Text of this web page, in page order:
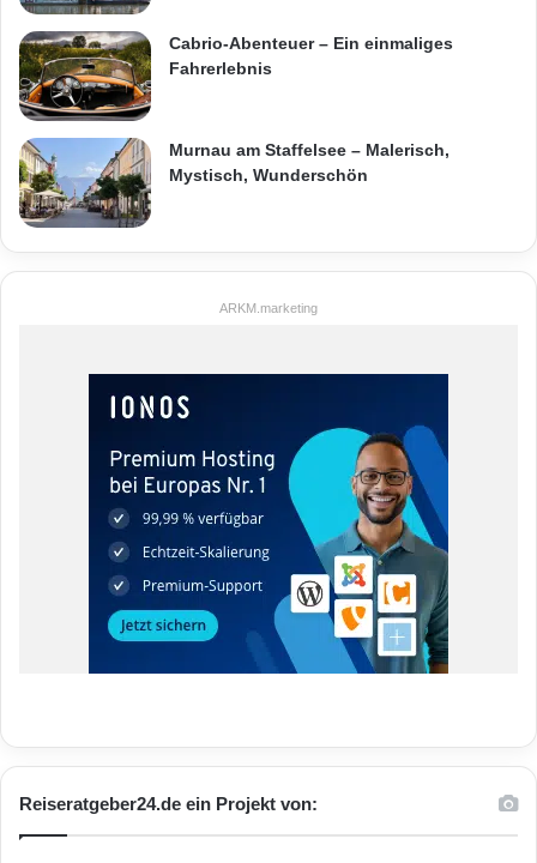
Cabrio-Abenteuer – Ein einmaliges
Fahrerlebnis
Murnau am Staffelsee – Malerisch,
Mystisch, Wunderschön
ARKM.marketing
Reiseratgeber24.de ein Projekt von: